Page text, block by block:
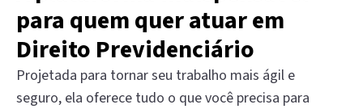
para quem quer atuar em
Direito Previdenciário
Projetada para tornar seu trabalho mais ágil e
seguro, ela oferece tudo o que você precisa para